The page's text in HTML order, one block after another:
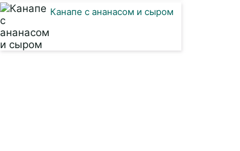
Канапе с ананасом и сыром